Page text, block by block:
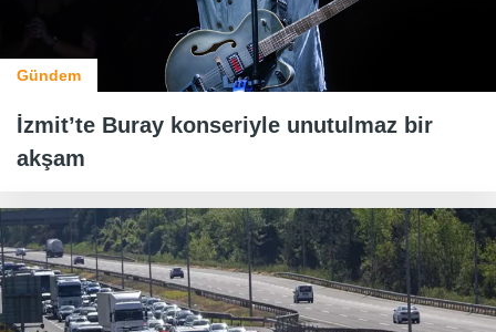
Gündem
İzmit’te Buray konseriyle unutulmaz bir
akşam